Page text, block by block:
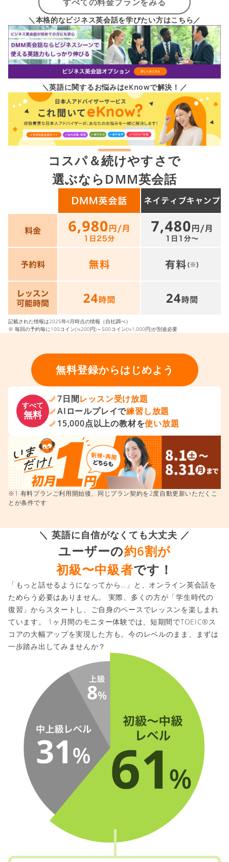
＼本格的なビジネス英会話を学びたい方はこちら／
＼英語に関するお悩みはeKnowで解決！／
コスパ＆続けやすさで
選ぶならDMM英会話
記載された情報は2025年4月時点の情報（自社調べ）
※ 毎回の予約毎に100コイン(≒200円)～500コイン(≒1,000円)が別途必要
無料登録からはじめよう
すべて
無料
7日間レッスン受け放題
AIロールプレイで練習し放題
15,000点以上の教材を使い放題
※1 有料プランご利用開始後、同じプラン契約を2度自動更新いただくこ
とが条件です
＼ 英語に自信がなくても大丈夫 ／
ユーザーの約6割が
初級〜中級者です！
「もっと話せるようになってから…」と、オンライン英会話を
ためらう必要はありません。 実際、多くの方が「学生時代の
復習」からスタートし、ご自身のペースでレッスンを楽しまれ
ています。 1ヶ月間のモニター体験では、短期間でTOEIC®ス
コアの大幅アップを実現した方も。今のレベルのまま、まずは
一歩踏み出してみませんか？